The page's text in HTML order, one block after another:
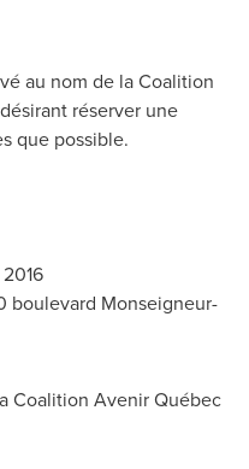
au nom de la Coalition
réserver une
que possible.
boulevard Monseigneur-
Coalition Avenir Québec